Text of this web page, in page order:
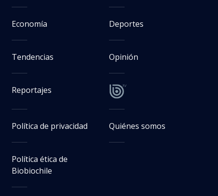
Economía Deportes
Tendencias Opinión
Reportajes
Política de privacidad Quiénes somos
Política ética de
Biobiochile